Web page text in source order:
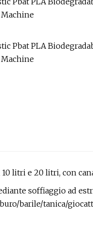
litri e 20 litri, con
soffiaggio ad
barile/tanica/